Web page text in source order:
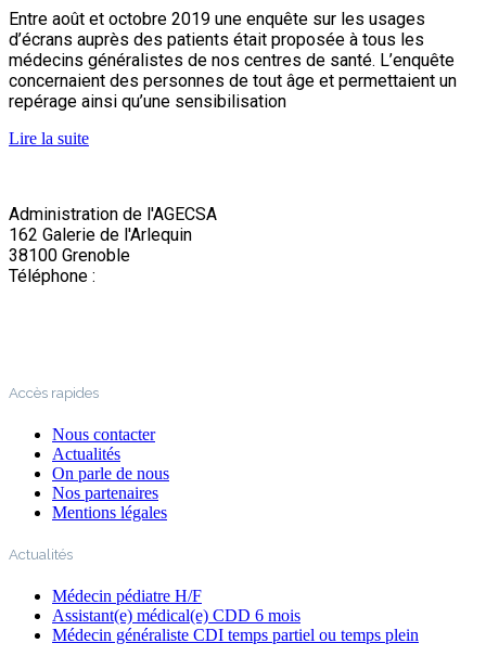
Entre août et octobre 2019 une enquête sur les usages
d’écrans auprès des patients était proposée à tous les
médecins généralistes de nos centres de santé. L’enquête
concernaient des personnes de tout âge et permettaient un
repérage ainsi qu’une sensibilisation
Lire la suite
Administration de l'AGECSA
162 Galerie de l'Arlequin
38100 Grenoble
Téléphone :
Accès rapides
Nous contacter
Actualités
On parle de nous
Nos partenaires
Mentions légales
Actualités
Médecin pédiatre H/F
Assistant(e) médical(e) CDD 6 mois
Médecin généraliste CDI temps partiel ou temps plein